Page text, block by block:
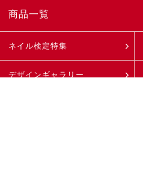
商品一覧
ネイル検定特集
デザインギャラリー